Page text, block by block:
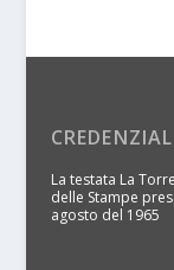
La testata La
delle Stampe
agosto del 1965